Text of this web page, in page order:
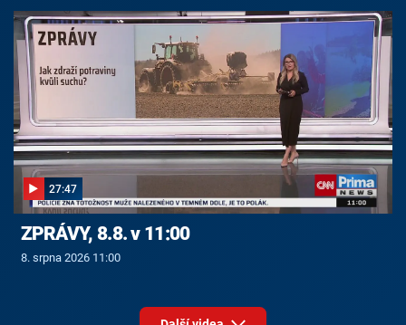
27:47
ZPRÁVY, 8.8. v 11:00
8. srpna 2026 11:00